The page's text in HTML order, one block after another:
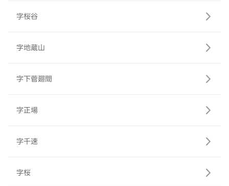
字桜谷
字地蔵山
字下菅廻間
字正場
字千速
字桜